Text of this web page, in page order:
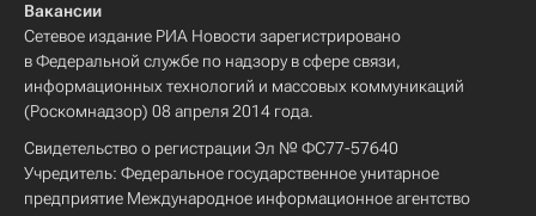
Вакансии
Сетевое издание РИА Новости зарегистрировано
в Федеральной службе по надзору в сфере связи,
информационных технологий и массовых коммуникаций
(Роскомнадзор) 08 апреля 2014 года.
Свидетельство о регистрации Эл № ФС77-57640
Учредитель: Федеральное государственное унитарное
предприятие Международное информационное агентство